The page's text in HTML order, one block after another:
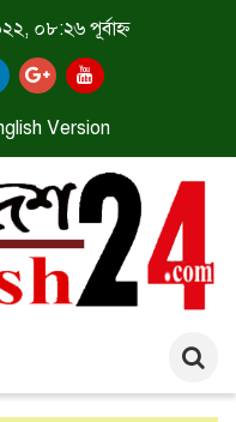
০৮:২৬ পূর্বাহ্ন
Version